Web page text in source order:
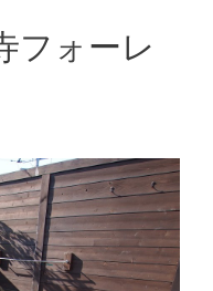
フォーレ